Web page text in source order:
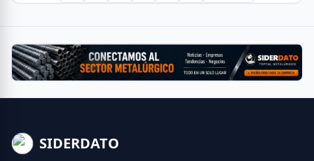
SIDERDATO